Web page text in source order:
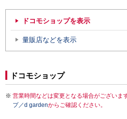
ドコモショップを表示
量販店などを表示
ドコモショップ
営業時間などは変更となる場合がございま
プ／d gardenからご確認ください。